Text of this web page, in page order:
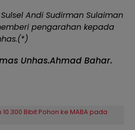
Andi Sudirman Sulaiman
pengarahan kepada
Unhas.Ahmad Bahar.
Bibit Pohon ke MABA pada